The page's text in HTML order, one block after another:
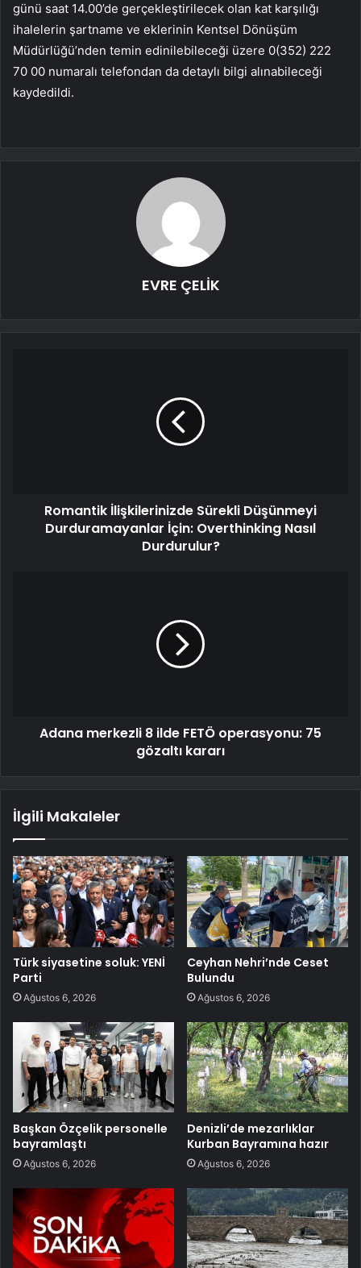
günü saat 14.00’de gerçekleştirilecek olan kat karşılığı
ihalelerin şartname ve eklerinin Kentsel Dönüşüm
Müdürlüğü’nden temin edinilebileceği üzere 0(352) 222
70 00 numaralı telefondan da detaylı bilgi alınabileceği
kaydedildi.
EVRE ÇELİK
Romantik İlişkilerinizde Sürekli Düşünmeyi
Durduramayanlar İçin: Overthinking Nasıl
Durdurulur?
Adana merkezli 8 ilde FETÖ operasyonu: 75
gözaltı kararı
İlgili Makaleler
Türk siyasetine soluk: YENİ
Parti
Ağustos 6, 2026
Ceyhan Nehri’nde Ceset
Bulundu
Ağustos 6, 2026
Başkan Özçelik personelle
bayramlaştı
Ağustos 6, 2026
Denizli’de mezarlıklar
Kurban Bayramına hazır
Ağustos 6, 2026